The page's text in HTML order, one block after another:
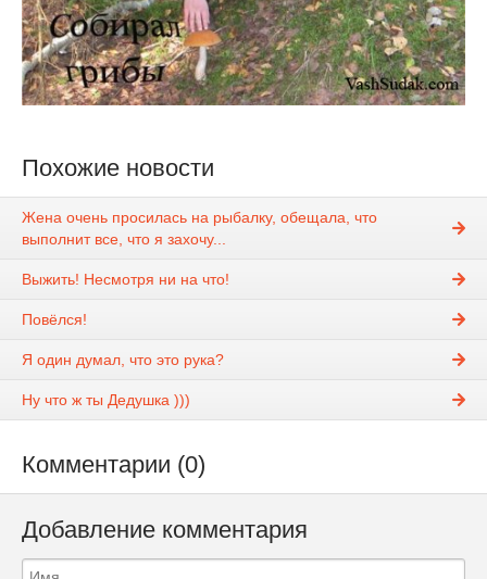
Похожие новости
Жена очень просилась на рыбалку, обещала, что
выполнит все, что я захочу...
Выжить! Несмотря ни на что!
Повёлся!
Я один думал, что это рука?
Ну что ж ты Дедушка )))
Комментарии (0)
Добавление комментария